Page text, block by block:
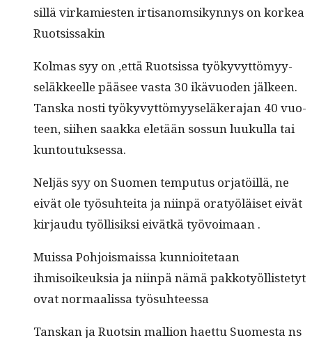
sil­lä virkami­esten irti­sanom­sikyn­nys on korkea
Ruotsissakin
Kol­mas syy on ‚että Ruot­sis­sa työkyvyt­tömyy­
seläk­keelle pääsee vas­ta 30 ikävuo­den jälkeen.
Tan­s­ka nos­ti työkyvyt­tömyy­seläk­er­a­jan 40 vuo­
teen, siihen saak­ka eletään sos­sun luukul­la tai
kuntoutuksessa.
Neljäs syy on Suomen tem­pu­tus orjatöil­lä, ne
eivät ole työ­suhtei­ta ja niin­pä oratyöläiset eivät
kir­jaudu työl­lisik­si eivätkä työvoimaan .
Muis­sa Pohjo­is­mais­sa kun­nioite­taan
ihmisoikeuk­sia ja niin­pä nämä pakko­työl­lis­te­tyt
ovat nor­maalis­sa työsuhteessa
Tan­skan ja Ruotsin mallion haet­tu Suomes­ta ns